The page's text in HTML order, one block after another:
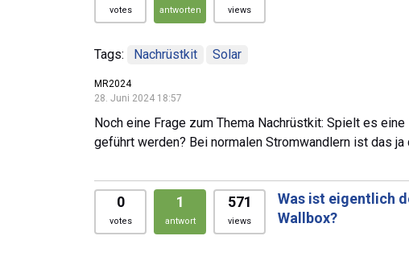
votes antworten views
Tags: Nachrüstkit Solar
MR2024
28. Juni 2024 18:57
Noch eine Frage zum Thema Nachrüstkit: Spielt es
geführt werden? Bei normalen Stromwandlern ist das ja
0
votes
1
antwort
571
views
Was ist eigentlich
Wallbox?